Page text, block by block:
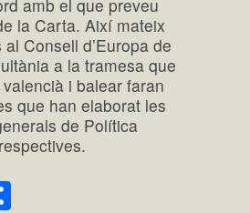
amb el que preveu
la Carta. Així mateix
Consell d’Europa de
a la tramesa que
i balear faran
que han elaborat les
de Política